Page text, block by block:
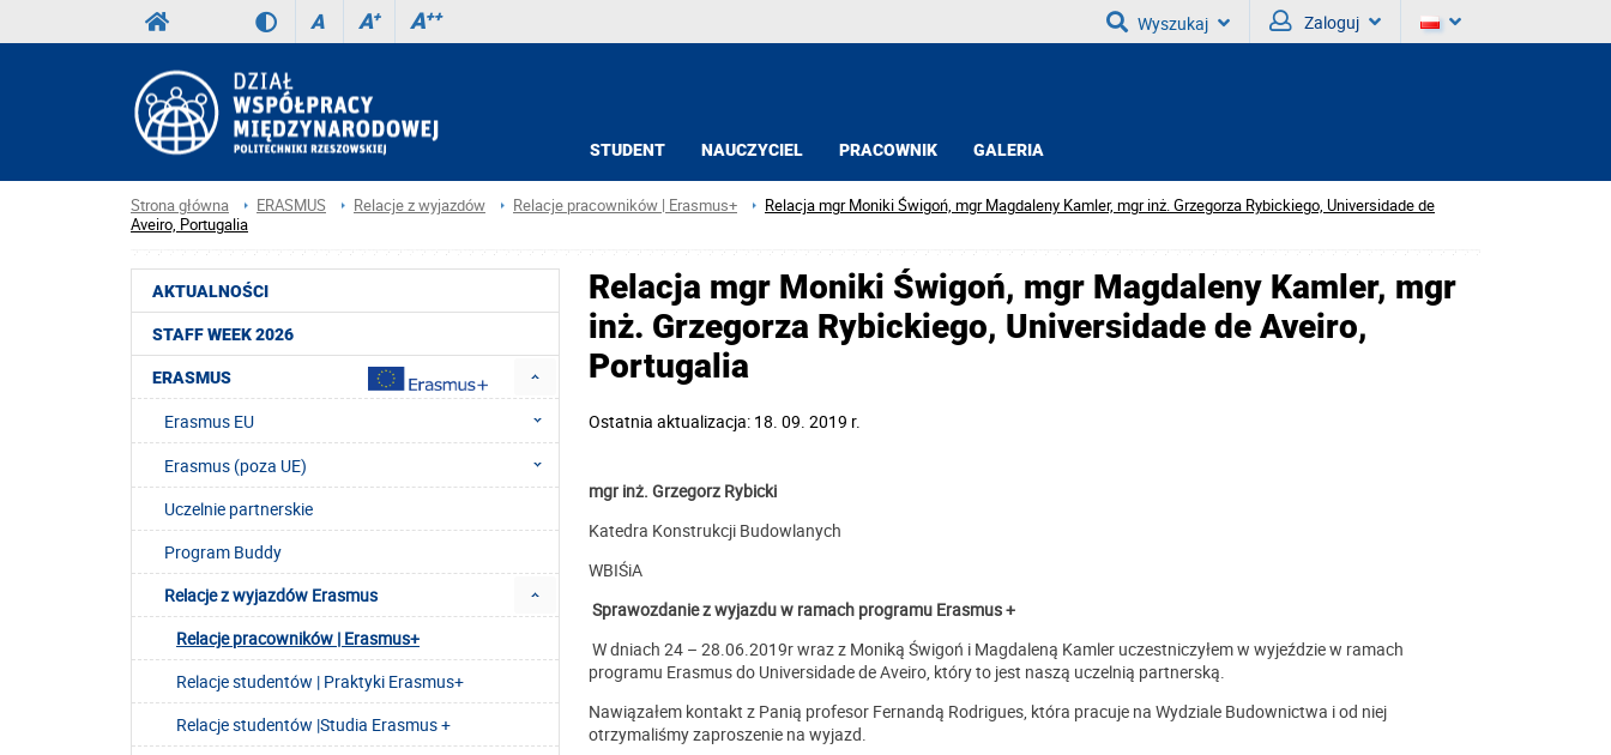
A A+ A++ Wyszukaj Zaloguj
STUDENT NAUCZYCIEL PRACOWNIK GALERIA
Strona główna ERASMUS Relacje z wyjazdów Relacje pracowników | Erasmus+
Relacja mgr Moniki Świgoń, mgr Magdaleny Kamler, mgr inż. Grzegorza Rybickiego, Universidade de
Aveiro, Portugalia
AKTUALNOŚCI
STAFF WEEK 2026
ERASMUS
Erasmus EU
Erasmus (poza UE)
Uczelnie partnerskie
Program Buddy
Relacje z wyjazdów Erasmus
Relacje pracowników | Erasmus+
Relacje studentów | Praktyki Erasmus+
Relacje studentów |Studia Erasmus +
Relacja mgr Moniki Świgoń, mgr Magdaleny Kamler, mgr
inż. Grzegorza Rybickiego, Universidade de Aveiro,
Portugalia
Ostatnia aktualizacja: 18. 09. 2019 r.
mgr inż. Grzegorz Rybicki
Katedra Konstrukcji Budowlanych
WBIŚiA
Sprawozdanie z wyjazdu w ramach programu Erasmus +
W dniach 24 – 28.06.2019r wraz z Moniką Świgoń i Magdaleną Kamler uczestniczyłem w wyjeździe w ramach
programu Erasmus do Universidade de Aveiro, który to jest naszą uczelnią partnerską.
Nawiązałem kontakt z Panią profesor Fernandą Rodrigues, która pracuje na Wydziale Budownictwa i od niej
otrzymaliśmy zaproszenie na wyjazd.